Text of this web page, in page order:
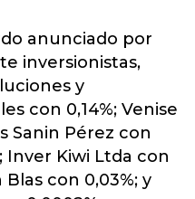
anunciado por
inversionistas,
y
con 0,14%; Venise
Sanin Pérez con
Inver Kiwi Ltda con
con 0,03%; y